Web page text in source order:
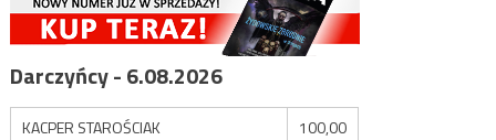
Darczyńcy - 6.08.2026
KACPER STAROŚCIAK
100,00